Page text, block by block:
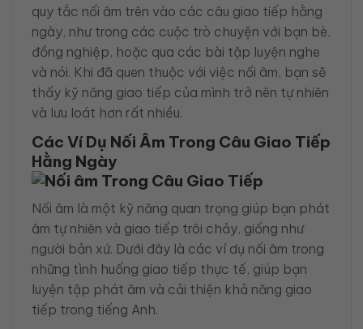
quy tắc nối âm trên vào các câu giao tiếp hằng
ngày, như trong các cuộc trò chuyện với bạn bè,
đồng nghiệp, hoặc qua các bài tập luyện nghe
và nói. Khi đã quen thuộc với việc nối âm, bạn sẽ
thấy kỹ năng giao tiếp của mình trở nên tự nhiên
và lưu loát hơn rất nhiều.
Các Ví Dụ Nối Âm Trong Câu Giao Tiếp
Hằng Ngày
Nối âm là một kỹ năng quan trọng giúp bạn phát
âm tự nhiên và giao tiếp trôi chảy, giống như
người bản xứ. Dưới đây là các ví dụ nối âm trong
những tình huống giao tiếp thực tế, giúp bạn
luyện tập phát âm và cải thiện khả năng giao
tiếp trong tiếng Anh.